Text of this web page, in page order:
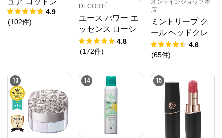
ュア コットン
4.9
(102件)
DECORTÉ
ユース パワー エ
ッセンス ローシ
ョン
4.8
(172件)
オンラインショップ本
店
ミントリープ ク
ール ヘッドクレ
ンズ 200g4.6
(65件)
13 14 15